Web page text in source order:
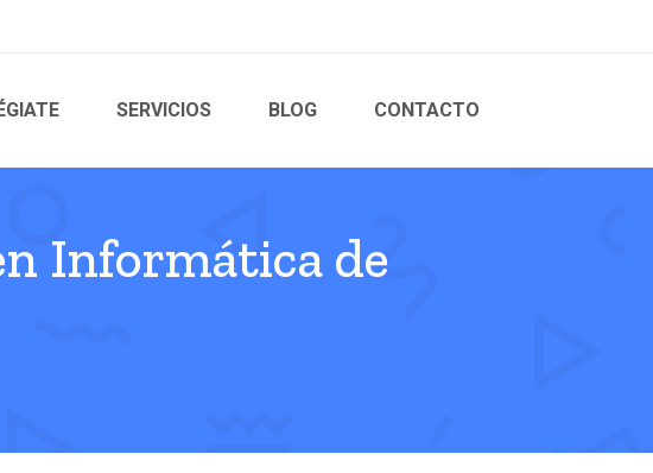
SERVICIOS BLOG CONTACTO
Informática de